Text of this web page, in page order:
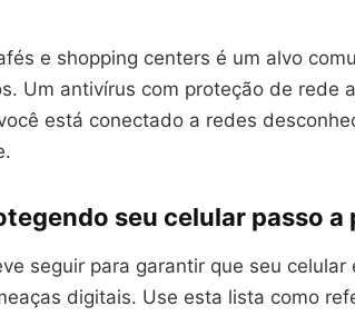
e shopping centers é um alvo
Um antivírus com proteção de rede
está conectado a redes
seu celular passo a
seguir para garantir que seu celular
digitais. Use esta lista como